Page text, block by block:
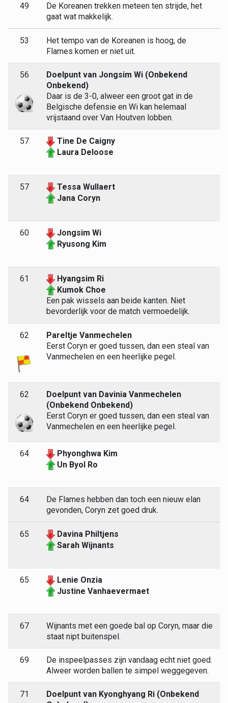
49
De Koreanen trekken meteen ten strijde, het
gaat wat makkelijk.
53
Het tempo van de Koreanen is hoog, de
Flames komen er niet uit.
56
Doelpunt van Jongsim Wi (Onbekend
Onbekend)
Daar is de 3-0, alweer een groot gat in de
Belgische defensie en Wi kan helemaal
vrijstaand over Van Houtven lobben.
57
Tine De Caigny
Laura Deloose
57
Tessa Wullaert
Jana Coryn
60
Jongsim Wi
Ryusong Kim
61
Hyangsim Ri
Kumok Choe
Een pak wissels aan beide kanten. Niet
bevorderlijk voor de match vermoedelijk.
62
Pareltje Vanmechelen
Eerst Coryn er goed tussen, dan een steal van
Vanmechelen en een heerlijke pegel.
62
Doelpunt van Davinia Vanmechelen
(Onbekend Onbekend)
Eerst Coryn er goed tussen, dan een steal van
Vanmechelen en een heerlijke pegel.
64
Phyonghwa Kim
Un Byol Ro
64
De Flames hebben dan toch een nieuw elan
gevonden, Coryn zet goed druk.
65
Davina Philtjens
Sarah Wijnants
65
Lenie Onzia
Justine Vanhaevermaet
67
Wijnants met een goede bal op Coryn, maar die
staat nipt buitenspel.
69
De inspeelpasses zijn vandaag echt niet goed.
Alweer worden ballen te simpel weggegeven.
71
Doelpunt van Kyonghyang Ri (Onbekend